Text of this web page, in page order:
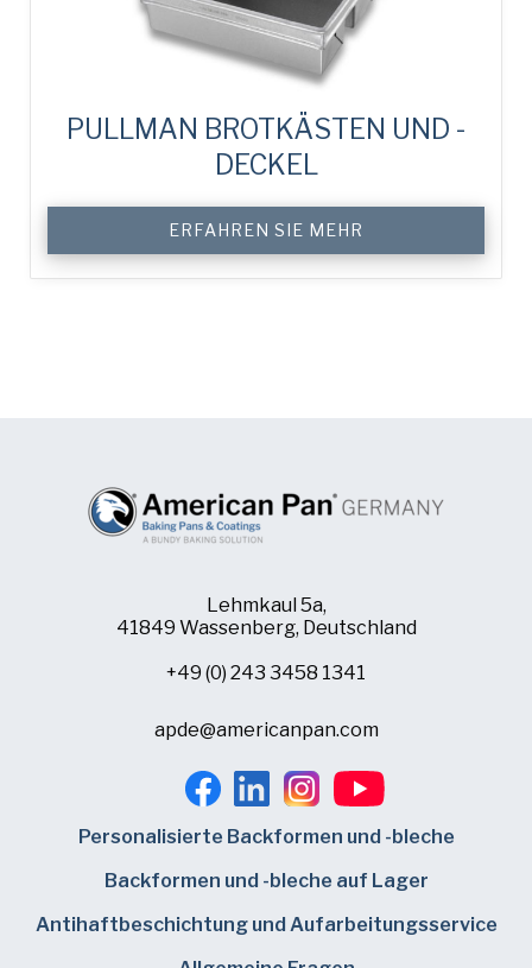
PULLMAN BROTKÄSTEN UND -
DECKEL
ERFAHREN SIE MEHR
Lehmkaul 5a,
41849 Wassenberg, Deutschland
+49 (0) 243 3458 1341
apde@americanpan.com
Personalisierte Backformen und -bleche
Backformen und -bleche auf Lager
Antihaftbeschichtung und Aufarbeitungsservice